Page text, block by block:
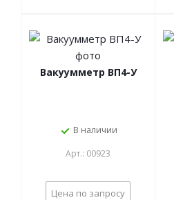
Вакуумметр ВП4-У
В наличии
Арт.: 00923
Цена по запросу